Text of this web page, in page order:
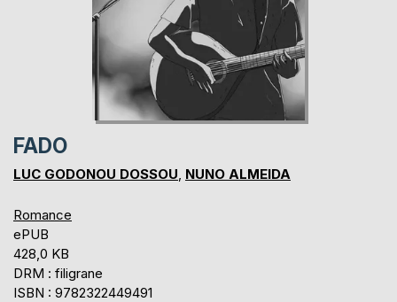
FADO
LUC GODONOU DOSSOU NUNO ALMEIDA
Romance
ePUB
428,0 KB
DRM : filigrane
ISBN : 9782322449491